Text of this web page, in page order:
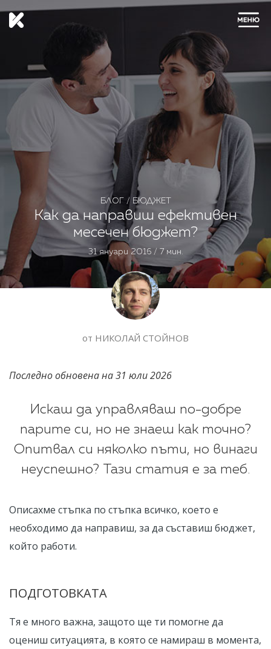
БЛОГ / БЮДЖЕТ
Как да направиш ефективен
месечен бюджет?
31 януари 2016 / 7 мин.
от НИКОЛАЙ СТОЙНОВ
Последно обновена на31 юли 2026
Искаш да управляваш по-добре
парите си, но не знаеш как точно?
Опитвал си няколко пъти, но винаги
неуспешно? Тази статия е за теб.
Описахме стъпка по стъпка всичко, което е
необходимо да направиш, за да съставиш бюджет,
който работи.
ПОДГОТОВКАТА
Тя е много важна, защото ще ти помогне да
оцениш ситуацията, в която се намираш в момента,